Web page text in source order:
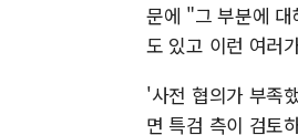
문에 "그 부분에
도 있고 이런 여러
'사전 협의가 부족
면 특검 측이 검토